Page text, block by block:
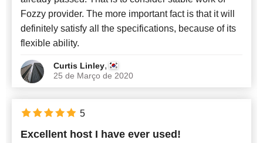
Fozzy provider. The more important fact is that it will
definitely satisfy all the specifications, because of its
flexible ability.
Curtis Linley,
25 de Março de 2020
Excellent host I have ever used!
5